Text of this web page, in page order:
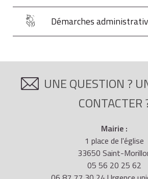
Démarches
UNE QUESTION ?
CONTACTER
Mairie :
1 place de l'église
33650 Saint-
05 56 20 25 62